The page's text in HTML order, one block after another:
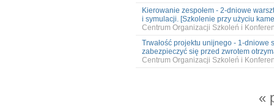
Kierowanie zespołem - 2-dniowe
i symulacji. [Szkolenie przy użyciu
Centrum Organizacji Szkoleń i
Trwałość projektu unijnego - 1-dniowe
zabezpieczyć się przed zwrotem
Centrum Organizacji Szkoleń i
«